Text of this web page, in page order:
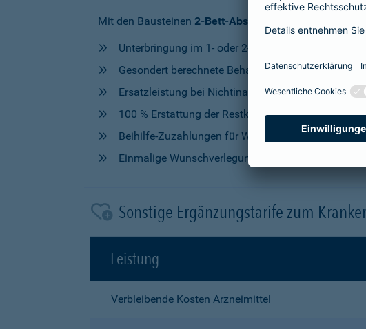
Mit den Bausteinen 2-Bett-Absicherung
Unterbringung im 1- oder 2-Bettzimmer (je nach
Gesondert berechnete Behandlung durch einen
Ersatzleistung bei Nichtinanspruchnahme der
100 % Erstattung der Restkosten, nach
Beihilfe-Zuzahlungen für Wahlleistungen
Einmalige Wunschverlegung
Sonstige Ergänzungstarife zum
Leistung
Verbleibende Kosten Arzneimittel